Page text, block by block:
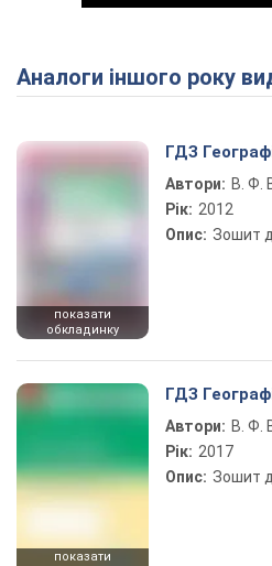
Аналоги іншого року
показати
обкладинку
ГДЗ
Автори: В. Ф.
Рік: 2012
Опис: Зошит
показати
ГДЗ
Автори: В. Ф.
Рік: 2017
Опис: Зошит